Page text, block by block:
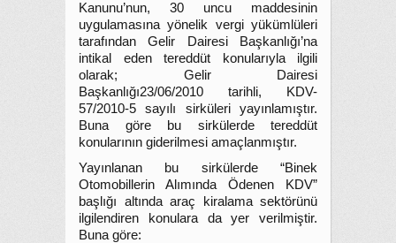
Kanunu’nun, 30 uncu maddesinin
uygulamasına yönelik vergi yükümlüleri
tarafından Gelir Dairesi Başkanlığı’na
intikal eden tereddüt konularıyla ilgili
olarak; Gelir Dairesi
Başkanlığı23/06/2010 tarihli, KDV-
57/2010-5 sayılı sirküleri yayınlamıştır.
Buna göre bu sirkülerde tereddüt
konularının giderilmesi amaçlanmıştır.
Yayınlanan bu sirkülerde “Binek
Otomobillerin Alımında Ödenen KDV”
başlığı altında araç kiralama sektörünü
ilgilendiren konulara da yer verilmiştir.
Buna göre: